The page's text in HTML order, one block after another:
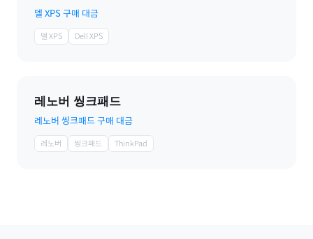
델 XPS 구매 대금
델 XPS Dell XPS
레노버 씽크패드
레노버 씽크패드 구매 대금
레노버 씽크패드 ThinkPad